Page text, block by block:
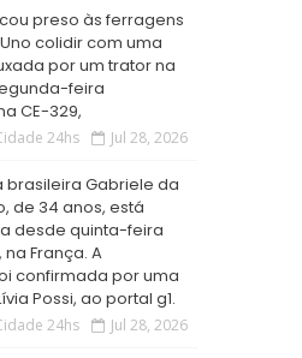
preso às ferragens
colidir com uma
por um trator na
feira
CE-329,
24hs Jul 28, 2026
brasileira Gabriele da
de 34 anos, está
desde quinta-feira
na França. A
confirmada por uma
Possi, ao portal g1.
24hs Jul 28, 2026